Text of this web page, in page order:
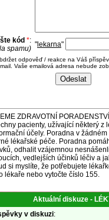
kód *:
spamu) " lekarna"
odpověď / reakce na Váš
Vaše emailová adresa nebude
ZDRAVOTNÍ
pacienty, užívající některý z
účely. Poradna v
lékařské péče. Poradna
odhalit vzájemnou
vedlejších účinků léčiv a
si myslíte, že potřebujete
lékaře nebo vytočte číslo 155.
Aktuální diskuze -
v diskuzi: